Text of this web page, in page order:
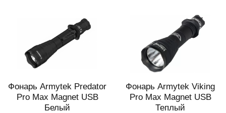
Фонарь Armytek Predator
Pro Max Magnet USB
Белый
Фонарь Armytek Viking
Pro Max Magnet USB
Теплый